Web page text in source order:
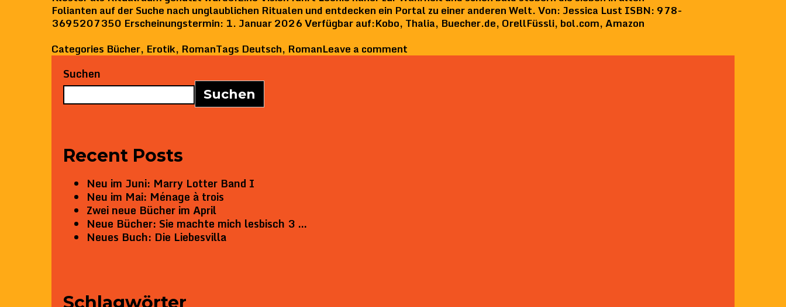
Folianten auf der Suche nach unglaublichen Ritualen und entdecken ein Portal zu einer anderen Welt. Von: Jessica Lust ISBN: 978-
3695207350 Erscheinungstermin: 1. Januar 2026 Verfügbar auf:Kobo, Thalia, Buecher.de, OrellFüssli, bol.com, Amazon
Categories Bücher, Erotik, RomanTags Deutsch, RomanLeave a comment
Suchen
Suchen
Recent Posts
Neu im Juni: Marry Lotter Band I
Neu im Mai: Ménage à trois
Zwei neue Bücher im April
Neue Bücher: Sie machte mich lesbisch 3 …
Neues Buch: Die Liebesvilla
Schlagwörter